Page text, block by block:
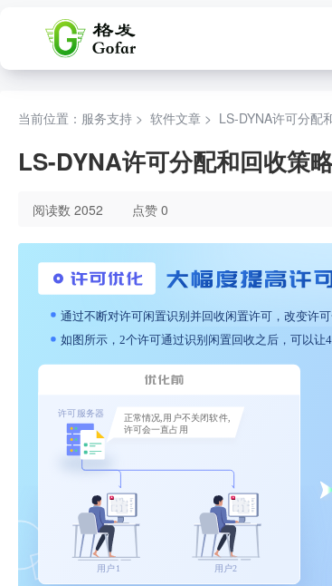
当前位置：服务支持 > 软件文章 > LS-DYNA许可分配
LS-DYNA许可分配和回收策
阅读数 2052 点赞 0